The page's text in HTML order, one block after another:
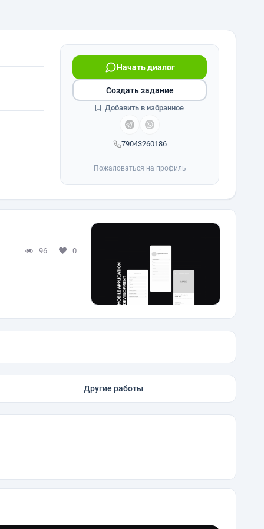
79043260186
Начать диалог
Создать задание
Добавить в избранное
Пожаловаться на профиль
96 0
Другие работы